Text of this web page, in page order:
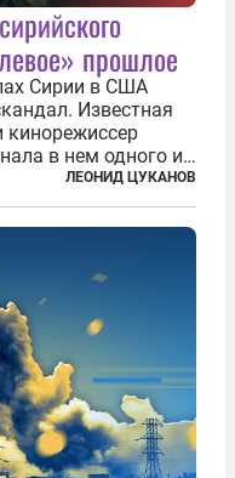
прошлое
Сирии в США
Известная
кинорежиссер
в нем одного из
Алеппо в
что Канатри, в
ЛЕОНИД ЦУКАНОВ